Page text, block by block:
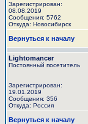
Зарегистрирован:
08.08.2019
Сообщения: 5762
Откуда: Новосибирск
Вернуться к началу
Lightomancer
Постоянный посетитель
Зарегистрирован:
19.01.2019
Сообщения: 356
Откуда: Россия
Вернуться к началу